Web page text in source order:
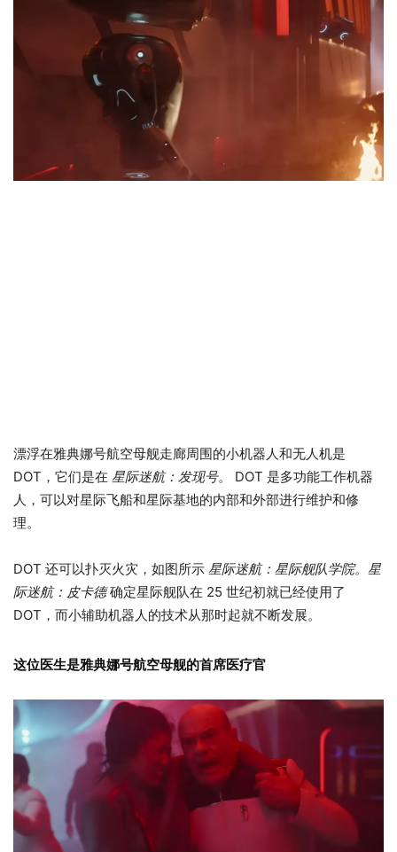
漂浮在雅典娜号航空母舰走廊周围的小机器人和无人机是
DOT，它们是在 星际迷航：发现号。 DOT 是多功能工作机器
人，可以对星际飞船和星际基地的内部和外部进行维护和修
理。
DOT 还可以扑灭火灾，如图所示 星际迷航：星际舰队学院。星
际迷航：皮卡德确定星际舰队在 25 世纪初就已经使用了
DOT，而小辅助机器人的技术从那时起就不断发展。
这位医生是雅典娜号航空母舰的首席医疗官